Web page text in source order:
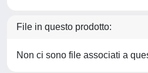
File in questo prodotto:
Non ci sono file associati a